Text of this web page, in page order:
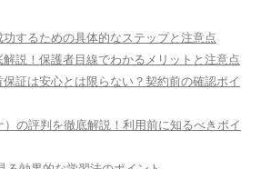
するための具体的なステップと注意点
説！保護者目線でわかるメリットと注意点
証は安心とは限らない？契約前の確認ポイ
の評判を徹底解説！利用前に知るべきポイ